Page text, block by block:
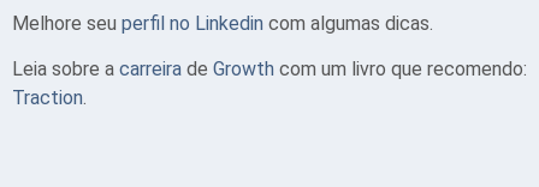
Melhore seu perfil no Linkedin com algumas dicas.
Leia sobre a carreira de Growth com um livro que recomendo:
Traction.